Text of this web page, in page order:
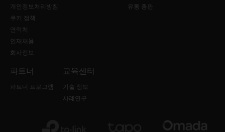
개인정보처리방침
쿠키 정책
연락처
인재채용
회사정보
유통 총판
파트너
파트너 프로그램
교육센터
기술 정보
사례연구